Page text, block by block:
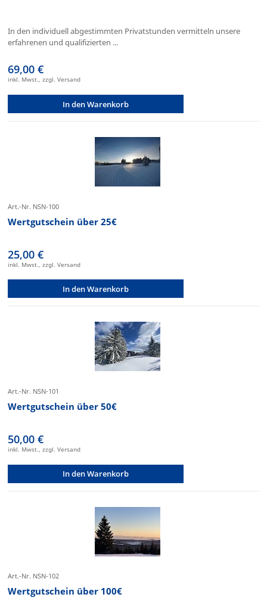
In den individuell abgestimmten Privatstunden vermitteln unsere
erfahrenen und qualifizierten ...
69,00 €
inkl. Mwst., zzgl. Versand
In den Warenkorb
Art.-Nr. NSN-100
Wertgutschein über 25€
25,00 €
inkl. Mwst., zzgl. Versand
In den Warenkorb
Art.-Nr. NSN-101
Wertgutschein über 50€
50,00 €
inkl. Mwst., zzgl. Versand
In den Warenkorb
Art.-Nr. NSN-102
Wertgutschein über 100€